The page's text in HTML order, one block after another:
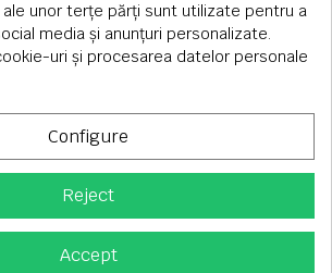
Rimi S.R.L. , Reg.Com: J1992000639351,
mobil: 0720 699 655 ,
unor terțe părți sunt utilizate pentru a
media și anunțuri personalizate.
uri și procesarea datelor personale
Configure
Reject
Accept